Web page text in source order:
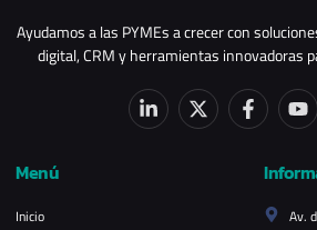
Ayudamos a las PYMEs a crecer con
digital, CRM y herramientas innovadoras
Menú
Inicio
Av.